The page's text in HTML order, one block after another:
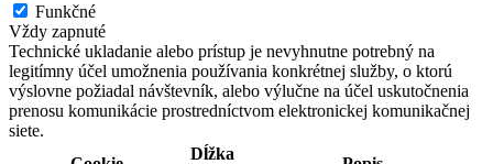
Funkčné
Vždy zapnuté
Technické ukladanie alebo prístup je nevyhnutne potrebný na
legitímny účel umožnenia používania konkrétnej služby, o ktorú
výslovne požiadal návštevník, alebo výlučne na účel uskutočnenia
prenosu komunikácie prostredníctvom elektronickej komunikačnej
siete.
Dĺžka